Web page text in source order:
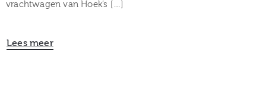
vrachtwagen van Hoek’s […]
Lees meer